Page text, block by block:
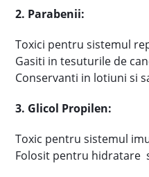
2. Parabenii:
Toxici pentru sistemul
Gasiti in tesuturile de
Conservanti in lotiuni si
3. Glicol Propilen:
Toxic pentru sistemul
Folosit pentru hidratare